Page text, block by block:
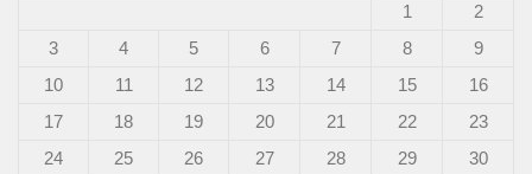
1
2
3
4 5 6 7 8
9
10
11 12 13 14 15
16
17
18 19 20 21 22
23
24
25 26 27 28 29
30